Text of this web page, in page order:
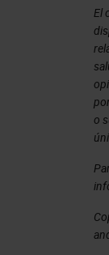
El
o